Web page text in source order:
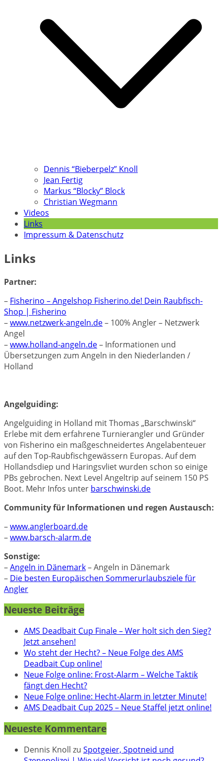
Dennis “Bieberpelz” Knoll
Jean Fertig
Markus “Blocky” Block
Christian Wegmann
Videos
Links
Impressum & Datenschutz
Links
Partner:
– Fisherino – Angelshop Fisherino.de! Dein Raubfisch-
Shop | Fisherino
–www.netzwerk-angeln.de– 100% Angler – Netzwerk
Angel
–www.holland-angeln.de– Informationen und
Übersetzungen zum Angeln in den Niederlanden /
Holland
Angelguiding:
Angelguiding in Holland mit Thomas „Barschwinski“
Erlebe mit dem erfahrene Turnierangler und Gründer
von Fisherino ein maßgeschneidertes Angelabenteuer
auf den Top-Raubfischgewässern Europas. Auf dem
Hollandsdiep und Haringsvliet wurden schon so einige
PBs gebrochen. Next Level Angeltrip auf seinem 150 PS
Boot. Mehr Infos unter barschwinski.de
Community für Informationen und regen Austausch:
–www.anglerboard.de
–www.barsch-alarm.de
Sonstige:
–Angeln in Dänemark– Angeln in Dänemark
– Die besten Europäischen Sommerurlaubsziele für
Angler
Neueste Beiträge
AMS Deadbait Cup Finale – Wer holt sich den Sieg?
Jetzt ansehen!
Wo steht der Hecht? – Neue Folge des AMS
Deadbait Cup online!
Neue Folge online: Frost-Alarm – Welche Taktik
fängt den Hecht?
Neue Folge online: Hecht-Alarm in letzter Minute!
AMS Deadbait Cup 2025 – Neue Staffel jetzt online!
Neueste Kommentare
Dennis Knoll zu Spotgeier, Spotneid und